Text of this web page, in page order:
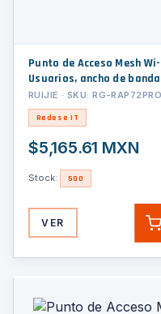
Punto de Acceso Mesh
Usuarios, ancho de
puerto 2.5G, 802.11
RUIJIE · SKU: RG-RAP72PRO
Redes e IT
$5,165.61 MXN
Stock: 500
VER